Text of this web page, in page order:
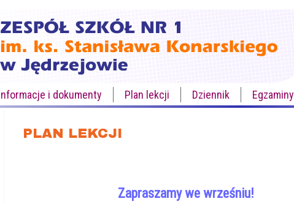
i dokumenty Plan lekcji Dziennik Egzaminy
PLAN LEKCJI
Zapraszamy we wrześniu!